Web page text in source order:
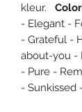
kleur.
- Elegant -
- Grateful -
about-you -
- Pure -
- Sunkissed